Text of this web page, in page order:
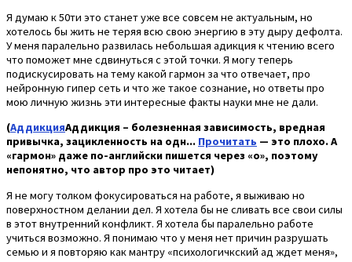
Я думаю к 50ти это станет уже все совсем не актуальным, но
хотелось бы жить не теряя всю свою энергию в эту дыру дефолта.
У меня паралельно развилась небольшая адикция к чтению всего
что поможет мне сдвинуться с этой точки. Я могу теперь
подискусировать на тему какой гармон за что отвечает, про
нейронную гипер сеть и что же такое сознание, но ответы про
мою личную жизнь эти интересные факты науки мне не дали.
(АддикцияАддикция – болезненная зависимость, вредная
привычка, зацикленность на одн... Прочитать — это плохо. А
«гармон» даже по-английски пишется через «о», поэтому
непонятно, что автор про это читает)
Я не могу толком фокусироваться на работе, я выживаю но
поверхностном делании дел. Я хотела бы не сливать все свои силы
в этот внутренний конфликт. Я хотела бы паралельно работе
учиться возможно. Я понимаю что у меня нет причин разрушать
семью и я повторяю как мантру «психологичкский ад ждет меня»,